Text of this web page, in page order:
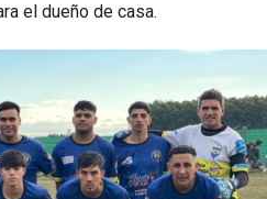
el dueño de casa.